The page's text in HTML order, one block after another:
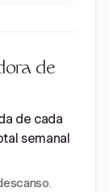
de
de cada
semanal